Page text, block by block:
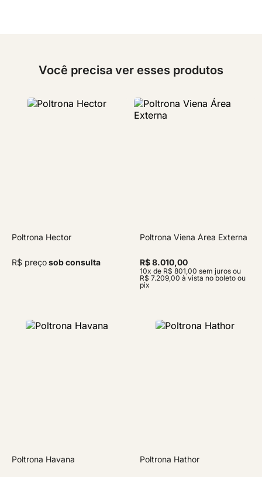
Você precisa ver esses produtos
Poltrona Hector
R$ preçosob consulta
Poltrona Viena Área Externa
R$ 8.010,00
10x de R$ 801,00 sem juros ou
R$ 7.209,00 à vista no boleto ou
pix
Poltrona Havana Poltrona Hathor